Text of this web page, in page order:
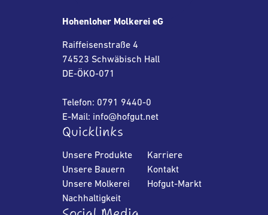
Hohenloher Molkerei eG
Raiffeisenstraße 4
74523 Schwäbisch Hall
DE-ÖKO-071
Telefon: 0791 9440-0
E-Mail: info@hofgut.net
Quicklinks
Unsere Produkte
Karriere
Unsere Bauern
Kontakt
Unsere Molkerei
Hofgut-Markt
Nachhaltigkeit